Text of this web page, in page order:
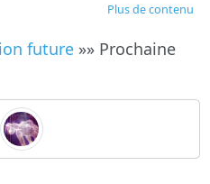
Plus de contenu
future»» Prochaine